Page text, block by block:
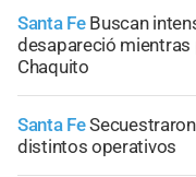
Santa Fe Buscan
desapareció mientras
Chaquito
Santa Fe
distintos operativos